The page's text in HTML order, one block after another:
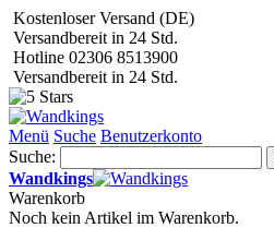
Kostenloser Versand (DE)
Versandbereit in 24 Std.
Hotline 02306 8513900
Versandbereit in 24 Std.
Menü Suche Benutzerkonto
Suche:
Wandkings
Warenkorb
Noch kein Artikel im Warenkorb.